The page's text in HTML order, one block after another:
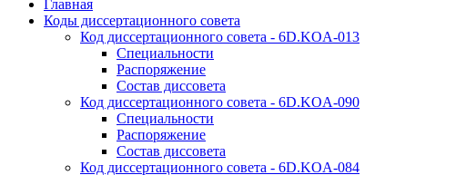
Главная
Коды диссертационного совета
Код диссертационного совета - 6D.KOA-013
Специальности
Распоряжение
Состав диссовета
Код диссертационного совета - 6D.KOA-090
Специальности
Распоряжение
Состав диссовета
Код диссертационного совета - 6D.KOA-084